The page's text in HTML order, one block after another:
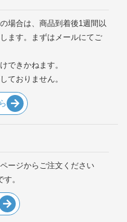
場合は、商品到着後1週間以
ます。まずはメールにてご
できかねます。
ておりません。
ージからご注文ください
。